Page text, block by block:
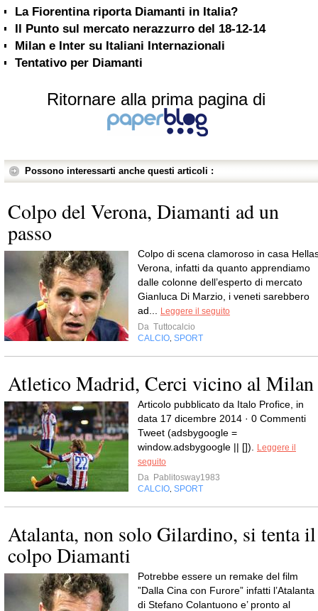
La Fiorentina riporta Diamanti in Italia?
Il Punto sul mercato nerazzurro del 18-12-14
Milan e Inter su Italiani Internazionali
Tentativo per Diamanti
Ritornare alla prima pagina di
Possono interessarti anche questi articoli :
Colpo del Verona, Diamanti ad un
passo
Colpo di scena clamoroso in casa
Verona, infatti da quanto apprendiamo
dalle colonne dell’esperto di mercato
Gianluca Di Marzio, i veneti sarebbero
ad...
Leggere il seguito
Da Tuttocalcio
CALCIO SPORT
Atletico Madrid, Cerci vicino al Milan
Articolo pubblicato da Italo Profice, in
data 17 dicembre 2014 · 0 Commenti
Tweet (adsbygoogle =
window.adsbygoogle || []).
Leggere il
seguito
Da Pablitosway1983
CALCIO SPORT
Atalanta, non solo Gilardino, si tenta il
colpo Diamanti
Potrebbe essere un remake del film
”Dalla Cina con Furore” infatti l’Atalanta
di Stefano Colantuono e’ pronto al